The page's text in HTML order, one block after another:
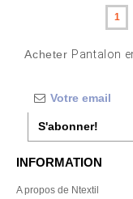
1
Acheter Pantalon
S'abonner!
INFORMATION
A propos de Ntextil